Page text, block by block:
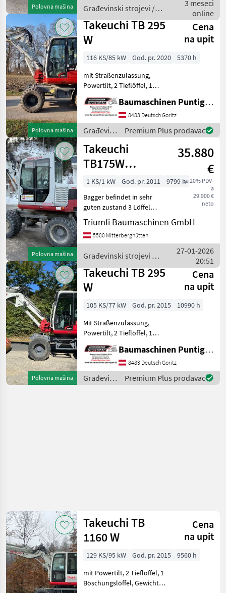
Polovna mašina
Građevinski strojevi /
Takeuchi
3 meseci
online
Polovna mašina
Takeuchi TB 295
W
Cena
na upit
116 KS/85 kW God. pr. 2020
5370 h
mit Straßenzulassung,
Powertilt, 2 Tieflöffel, 1
Referenznummer: 18416
Baumaschinen Puntigam
GmbH Unser Spezialgebiet:
Ankauf - Verkauf - Vermie
Baumaschinen Puntigam GmbH
8483 Deutsch Goritz
Građevinski
strojevi /
Takeuchi
Premium Plus prodavac
Polovna mašina
Takeuchi
TB175W
Powertilt
35.880
€
sa 20% PDV-
a
29.900 €
neto
1 KS/1 kW God. pr. 2011
9799 h
Bagger befindet in sehr
guten zustand 3 Löffel
Powertilt Eintausch
möglich Građevinski
strojevi Mobilni bageri
Triumfi Baumaschinen GmbH
5500 Mitterberghütten
Građevinski strojevi /
Takeuchi
27-01-2026
20:51
Polovna mašina
Takeuchi TB 295
W
Cena
na upit
105 KS/77 kW God. pr. 2015
10990 h
Mit Straßenzulassung,
Powertilt, 2 Tieflöffel, 1
Referenznummer: 15390
Baumaschinen Puntigam
GmbH Unser Spezialgebiet:
Ankauf - Verkauf - Vermie
Baumaschinen Puntigam GmbH
8483 Deutsch Goritz
Građevinski
strojevi /
Premium Plus prodavac
Takeuchi TB
1160 W
Cena
na upit
129 KS/95 kW God. pr. 2015
9560 h
mit Powertilt, 2 Tieflöffel, 1
Böschungslöffel, Gewicht